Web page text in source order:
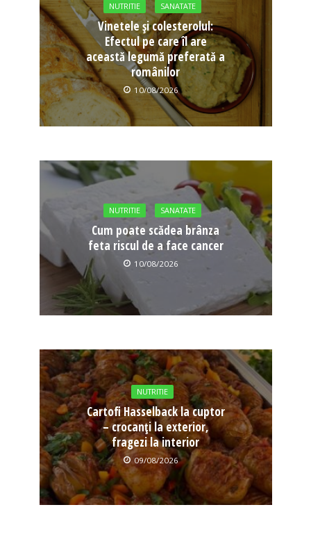
NUTRITIE SANATATE
Vinetele și colesterolul:
Efectul pe care îl are
această legumă preferată a
românilor
10/08/2026
NUTRITIE SANATATE
Cum poate scădea brânza
feta riscul de a face cancer
10/08/2026
NUTRITIE
Cartofi Hasselback la cuptor
– crocanți la exterior,
fragezi la interior
09/08/2026